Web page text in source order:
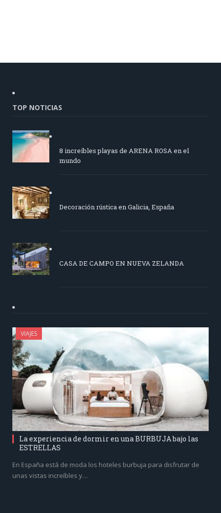
TOP NOTICIAS
8 increíbles playas de ARENA ROSA en el
mundo
Decoración rústica en Galicia, España
CASA DE CAMPO EN NUEVA ZELANDA
VIAJES
La experiencia de dormir en una BURBUJA bajo las
ESTRELLAS
En España está de moda los hoteles burbuja para disfrutar de
unas vistas increíbles y…